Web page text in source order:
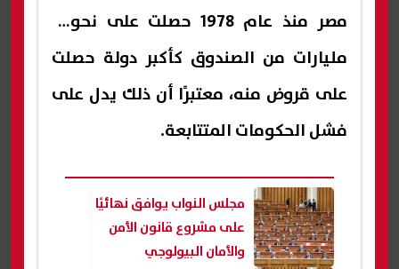
مصر منذ عام 1978 حصلت على نحو 4
مليارات من الصندوق كأكبر دولة حصلت
على قروض منه، معتبرًا أن ذلك يدل على
فشل الحكومات المتتابعة.
مجلس النواب يوافق نهائيًا
على مشروع قانون الأمن
والأمان البيولوجي